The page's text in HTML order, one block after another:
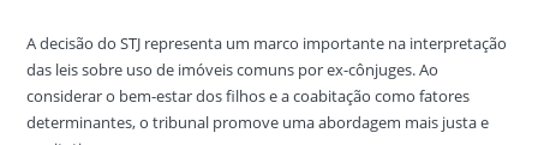
A decisão do STJ representa um marco importante na interpretação
das leis sobre uso de imóveis comuns por ex-cônjuges. Ao
considerar o bem-estar dos filhos e a coabitação como fatores
determinantes, o tribunal promove uma abordagem mais justa e